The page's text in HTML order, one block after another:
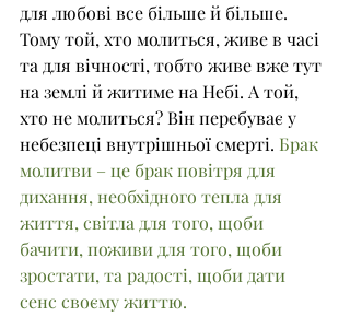
для любові все більше й більше.
Тому той, хто молиться, живе в часі
та для вічності, тобто живе вже тут
на землі й житиме на Небі. А той,
хто не молиться? Він перебуває у
небезпеці внутрішньої смерті. Брак
молитви – це брак повітря для
дихання, необхідного тепла для
життя, світла для того, щоби
бачити, поживи для того, щоби
зростати, та радості, щоби дати
сенс своєму життю.